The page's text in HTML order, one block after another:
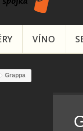
VÍNO
Grappa